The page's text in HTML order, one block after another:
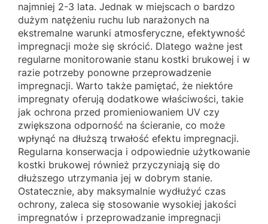
najmniej 2-3 lata. Jednak w miejscach o bardzo
dużym natężeniu ruchu lub narażonych na
ekstremalne warunki atmosferyczne, efektywność
impregnacji może się skrócić. Dlatego ważne jest
regularne monitorowanie stanu kostki brukowej i w
razie potrzeby ponowne przeprowadzenie
impregnacji. Warto także pamiętać, że niektóre
impregnaty oferują dodatkowe właściwości, takie
jak ochrona przed promieniowaniem UV czy
zwiększona odporność na ścieranie, co może
wpłynąć na dłuższą trwałość efektu impregnacji.
Regularna konserwacja i odpowiednie użytkowanie
kostki brukowej również przyczyniają się do
dłuższego utrzymania jej w dobrym stanie.
Ostatecznie, aby maksymalnie wydłużyć czas
ochrony, zaleca się stosowanie wysokiej jakości
impregnatów i przeprowadzanie impregnacji